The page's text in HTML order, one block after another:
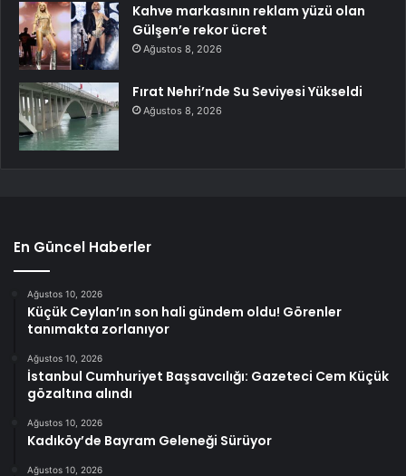
Kahve markasının reklam yüzü olan
Gülşen’e rekor ücret
Ağustos 8, 2026
Fırat Nehri’nde Su Seviyesi Yükseldi
Ağustos 8, 2026
En Güncel Haberler
Ağustos 10, 2026
Küçük Ceylan’ın son hali gündem oldu! Görenler
tanımakta zorlanıyor
Ağustos 10, 2026
İstanbul Cumhuriyet Başsavcılığı: Gazeteci Cem Küçük
gözaltına alındı
Ağustos 10, 2026
Kadıköy’de Bayram Geleneği Sürüyor
Ağustos 10, 2026